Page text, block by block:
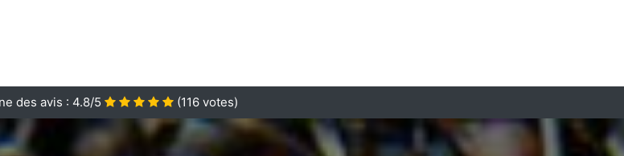
des avis : 4.8/5 (116 votes)